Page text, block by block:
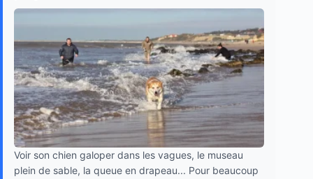
Voir son chien galoper dans les vagues, le museau
plein de sable, la queue en drapeau... Pour beaucoup